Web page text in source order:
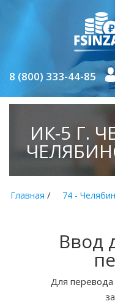
8 (800) 333-44-85
ИК-5 Г.
Главная / 74 -
Ввод
Для